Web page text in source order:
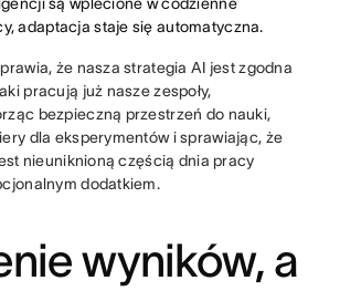
adaptacja staje się automatyczna.
że nasza strategia AI jest zgodna
pracują już nasze zespoły,
bezpieczną przestrzeń do nauki,
dla eksperymentów i sprawiając, że
nieuniknioną częścią dnia pracy
dodatkiem.
wyników, a